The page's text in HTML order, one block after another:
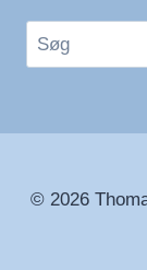
Søg
© 2026